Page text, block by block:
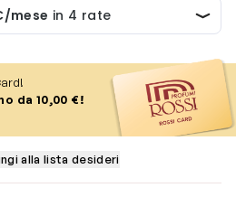
da 10,00 €!
alla lista desideri